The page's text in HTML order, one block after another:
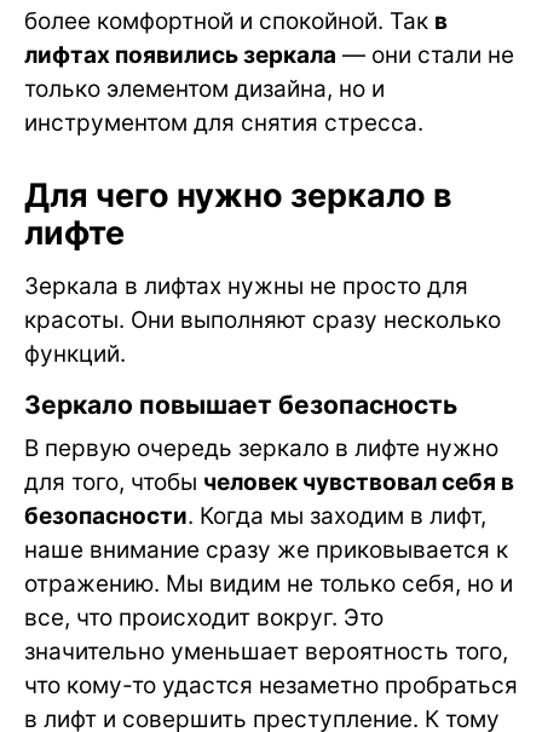
более комфортной и спокойной. Так в
лифтах появились зеркала — они стали не
только элементом дизайна, но и
инструментом для снятия стресса.
Для чего нужно зеркало в
лифте
Зеркала в лифтах нужны не просто для
красоты. Они выполняют сразу несколько
функций.
Зеркало повышает безопасность
В первую очередь зеркало в лифте нужно
для того, чтобы человек чувствовал себя в
безопасности. Когда мы заходим в лифт,
наше внимание сразу же приковывается к
отражению. Мы видим не только себя, но и
все, что происходит вокруг. Это
значительно уменьшает вероятность того,
что кому-то удастся незаметно пробраться
в лифт и совершить преступление. К тому